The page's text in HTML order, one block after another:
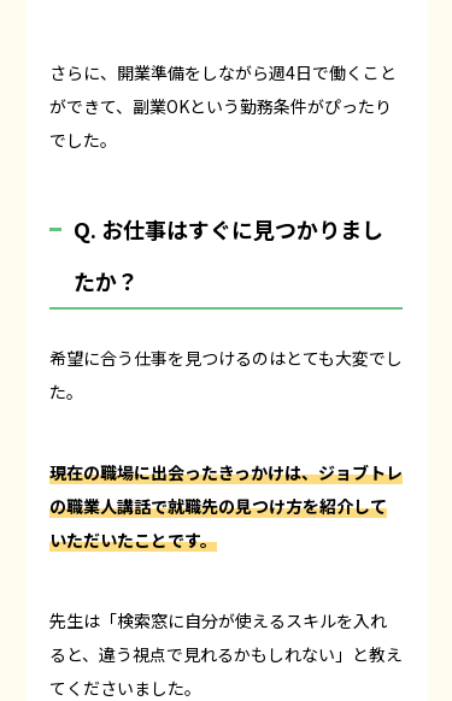
さらに、開業準備をしながら週4日で働くこと
ができて、副業OKという勤務条件がぴったり
でした。
Q. お仕事はすぐに見つかりまし
たか？
希望に合う仕事を見つけるのはとても大変でし
た。
現在の職場に出会ったきっかけは、ジョブトレ
の職業人講話で就職先の見つけ方を紹介して
いただいたことです。
先生は「検索窓に自分が使えるスキルを入れ
ると、違う視点で見れるかもしれない」と教え
てくださいました。